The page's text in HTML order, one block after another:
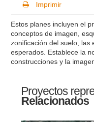
Imprimir
Estos planes incluyen el
conceptos de imagen,
zonificación del suelo, las
esperados. Establece la
construcciones y la
Proyectos
Relacionados